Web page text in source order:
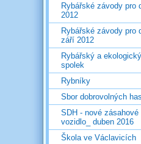
Rybářské závody pro
2012
Rybářské závody pro
září 2012
Rybářský a ekologický
spolek
Rybníky
Sbor dobrovolných
SDH - nové zásahové
vozidlo_ duben 2016
Škola ve Václavicích